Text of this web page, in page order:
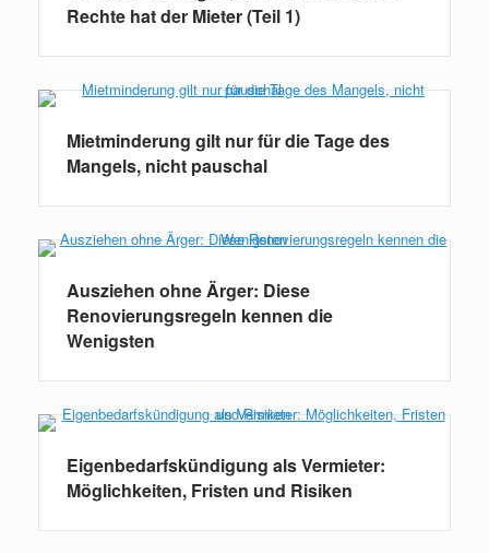
Rechte hat der Mieter (Teil 1)
Mietminderung gilt nur für die Tage des
Mangels, nicht pauschal
Ausziehen ohne Ärger: Diese
Renovierungsregeln kennen die
Wenigsten
Eigenbedarfskündigung als Vermieter:
Möglichkeiten, Fristen und Risiken